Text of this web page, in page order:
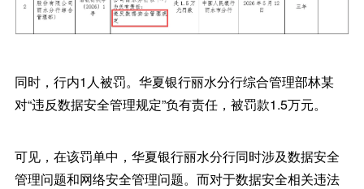
同时，行内1人被罚。华夏银行丽水分行综合管理部林某
对“违反数据安全管理规定”负有责任，被罚款1.5万元。
可见，在该罚单中，华夏银行丽水分行同时涉及数据安全
管理问题和网络安全管理问题。而对于数据安全相关违法